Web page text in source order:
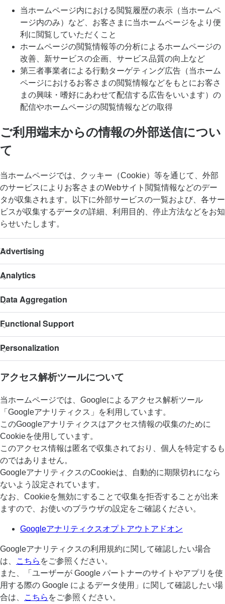
当ホームページ内における閲覧履歴の表示（当ホームペ
ージ内のみ）など、お客さまに当ホームページをより便
利に閲覧していただくこと
ホームページの閲覧情報等の分析によるホームページの
改善、新サービスの企画、サービス品質の向上など
第三者事業者による行動ターゲティング広告（当ホーム
ページにおけるお客さまの閲覧情報などをもとにお客さ
まの興味・嗜好にあわせて配信する広告をいいます）の
配信やホームページの閲覧情報などの取得
ご利用端末からの情報の外部送信につい
て
当ホームページでは、クッキー（Cookie）等を通じて、外部
のサービスによりお客さまのWebサイト閲覧情報などのデー
タが収集されます。以下に外部サービスの一覧および、各サー
ビスが収集するデータの詳細、利用目的、停止方法などをお知
らせいたします。
アクセス解析ツールについて
当ホームページでは、Googleによるアクセス解析ツール
「Googleアナリティクス」を利用しています。
このGoogleアナリティクスはアクセス情報の収集のために
Cookieを使用しています。
このアクセス情報は匿名で収集されており、個人を特定するも
のではありません。
GoogleアナリティクスのCookieは、自動的に期限切れになら
ないよう設定されています。
なお、Cookieを無効にすることで収集を拒否することが出来
ますので、お使いのブラウザの設定をご確認ください。
Googleアナリティクスオプトアウトアドオン
Googleアナリティクスの利用規約に関して確認したい場合
は、
こちら をご参照ください。
また、「ユーザーが Google パートナーのサイトやアプリを使
用する際の Google によるデータ使用」に関して確認したい場
合は、
こちら をご参照ください。